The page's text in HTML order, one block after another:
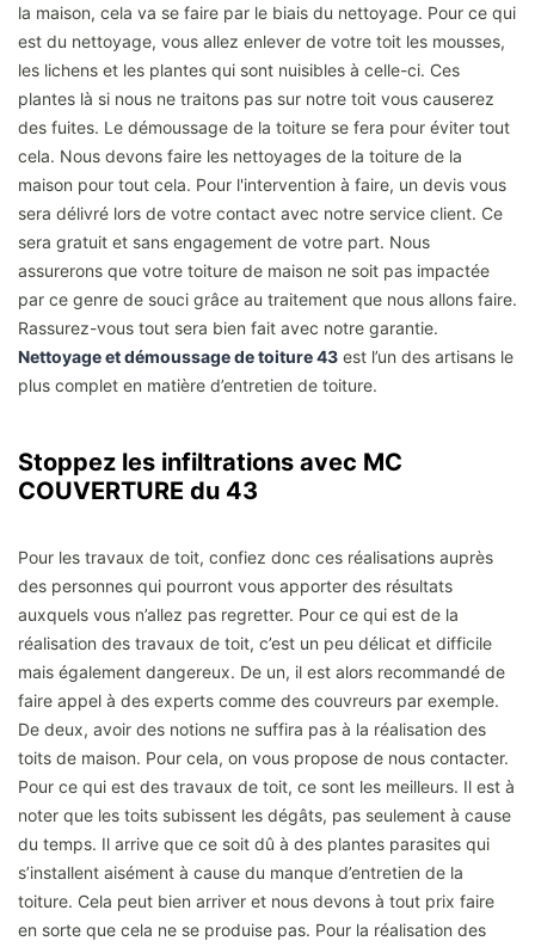
la maison, cela va se faire par le biais du nettoyage. Pour ce qui
est du nettoyage, vous allez enlever de votre toit les mousses,
les lichens et les plantes qui sont nuisibles à celle-ci. Ces
plantes là si nous ne traitons pas sur notre toit vous causerez
des fuites. Le démoussage de la toiture se fera pour éviter tout
cela. Nous devons faire les nettoyages de la toiture de la
maison pour tout cela. Pour l'intervention à faire, un devis vous
sera délivré lors de votre contact avec notre service client. Ce
sera gratuit et sans engagement de votre part. Nous
assurerons que votre toiture de maison ne soit pas impactée
par ce genre de souci grâce au traitement que nous allons faire.
Rassurez-vous tout sera bien fait avec notre garantie.
Nettoyage et démoussage de toiture 43 est l’un des artisans le
plus complet en matière d’entretien de toiture.
Stoppez les infiltrations avec MC
COUVERTURE du 43
Pour les travaux de toit, confiez donc ces réalisations auprès
des personnes qui pourront vous apporter des résultats
auxquels vous n’allez pas regretter. Pour ce qui est de la
réalisation des travaux de toit, c’est un peu délicat et difficile
mais également dangereux. De un, il est alors recommandé de
faire appel à des experts comme des couvreurs par exemple.
De deux, avoir des notions ne suffira pas à la réalisation des
toits de maison. Pour cela, on vous propose de nous contacter.
Pour ce qui est des travaux de toit, ce sont les meilleurs. Il est à
noter que les toits subissent les dégâts, pas seulement à cause
du temps. Il arrive que ce soit dû à des plantes parasites qui
s’installent aisément à cause du manque d’entretien de la
toiture. Cela peut bien arriver et nous devons à tout prix faire
en sorte que cela ne se produise pas. Pour la réalisation des